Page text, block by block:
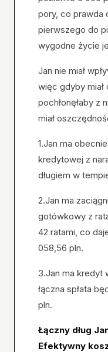
pory, co prawda
pierwszego do
wygodne życie
Jan nie miał
więc gdyby
pochłonęłaby z
miał
1.Jan ma
kredytowej z
długiem w
2.Jan ma
gotówkowy z
42 ratami, co
058,56 pln.
3.Jan ma kredyt
łączna spłata
pln.
Łączny dług
Efektywny